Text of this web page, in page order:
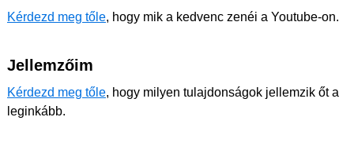
Kérdezd meg tőle, hogy mik a kedvenc zenéi a Youtube-on.
Jellemzőim
Kérdezd meg tőle, hogy milyen tulajdonságok jellemzik őt a
leginkább.